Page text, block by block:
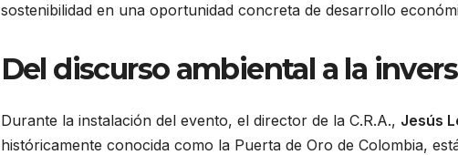
sostenibilidad en una oportunidad concreta de desarrollo
Del discurso ambiental a la
Durante la instalación del evento, el director de la C.R.A., Jesús
históricamente conocida como la Puerta de Oro de Colombia,